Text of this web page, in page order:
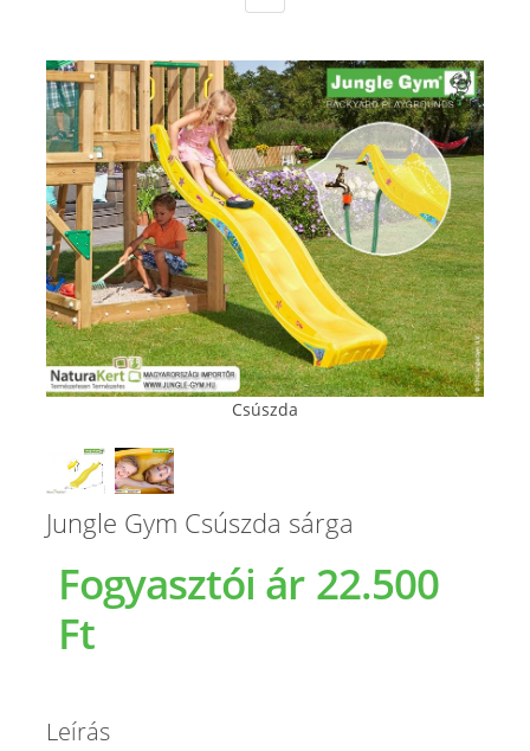
Csúszda
Jungle Gym Csúszda sárga
Fogyasztói ár 22.500
Ft
Leírás